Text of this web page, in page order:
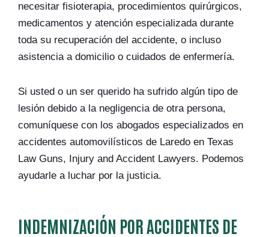
necesitar fisioterapia, procedimientos quirúrgicos,
medicamentos y atención especializada durante
toda su recuperación del accidente, o incluso
asistencia a domicilio o cuidados de enfermería.
Si usted o un ser querido ha sufrido algún tipo de
lesión debido a la negligencia de otra persona,
comuníquese con los abogados especializados en
accidentes automovilísticos de Laredo en Texas
Law Guns, Injury and Accident Lawyers. Podemos
ayudarle a luchar por la justicia.
INDEMNIZACIÓN POR ACCIDENTES DE